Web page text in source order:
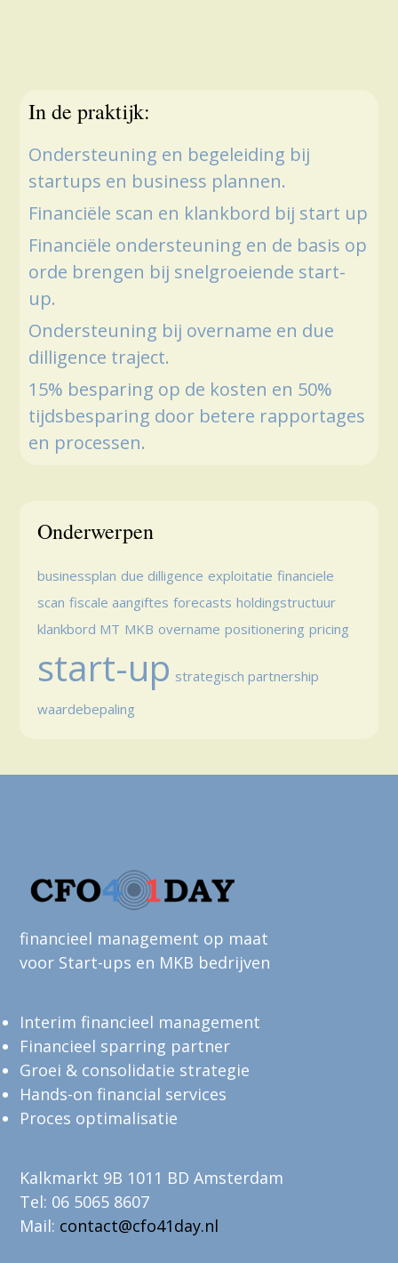
In de praktijk:
Ondersteuning en begeleiding bij
startups en business plannen.
Financiële scan en klankbord bij start up
Financiële ondersteuning en de basis op
orde brengen bij snelgroeiende start-
up.
Ondersteuning bij overname en due
dilligence traject.
15% besparing op de kosten en 50%
tijdsbesparing door betere rapportages
en processen.
Onderwerpen
businessplan due dilligence exploitatie financiele
scan fiscale aangiftes forecasts holdingstructuur
klankbord MT MKB overname positionering pricing
start-up strategisch partnership
waardebepaling
financieel management op maat
voor Start-ups en MKB bedrijven
Interim financieel management
Financieel sparring partner
Groei & consolidatie strategie
Hands-on financial services
Proces optimalisatie
Kalkmarkt 9B 1011 BD Amsterdam
Tel: 06 5065 8607
Mail: contact@cfo41day.nl